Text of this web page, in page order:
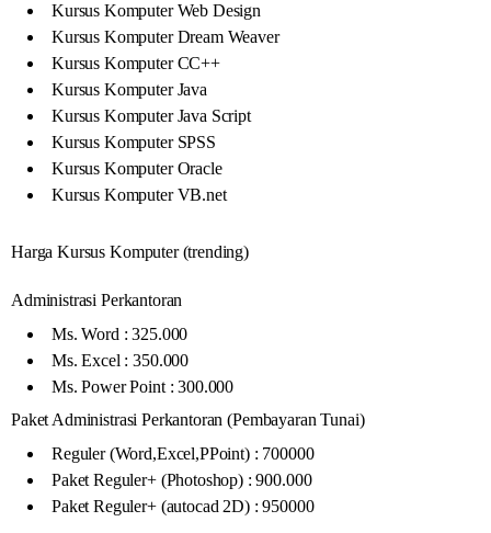
Kursus Komputer Web Design
Kursus Komputer Dream Weaver
Kursus Komputer CC++
Kursus Komputer Java
Kursus Komputer Java Script
Kursus Komputer SPSS
Kursus Komputer Oracle
Kursus Komputer VB.net
Harga Kursus Komputer (trending)
Administrasi Perkantoran
Ms. Word : 325.000
Ms. Excel : 350.000
Ms. Power Point : 300.000
Paket Administrasi Perkantoran (Pembayaran Tunai)
Reguler (Word,Excel,PPoint) : 700000
Paket Reguler+ (Photoshop) : 900.000
Paket Reguler+ (autocad 2D) : 950000